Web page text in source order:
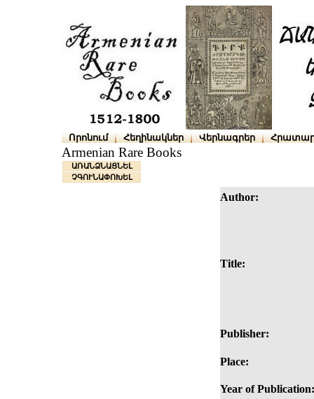
Որոնում Հեղինակներ Վերնագրեր
Armenian Rare Books
ԱՌԱՆՁՆԱՑՆԵԼ
ՉԳՈՒՆԱՓՈԽԵԼ
Author:
Title:
Publisher:
Place:
Year of Publication: